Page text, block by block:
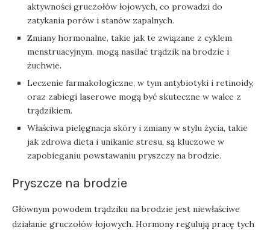
aktywności gruczołów łojowych, co prowadzi do
zatykania porów i stanów zapalnych.
Zmiany hormonalne, takie jak te związane z cyklem
menstruacyjnym, mogą nasilać trądzik na brodzie i
żuchwie.
Leczenie farmakologiczne, w tym antybiotyki i retinoidy,
oraz zabiegi laserowe mogą być skuteczne w walce z
trądzikiem.
Właściwa pielęgnacja skóry i zmiany w stylu życia, takie
jak zdrowa dieta i unikanie stresu, są kluczowe w
zapobieganiu powstawaniu pryszczy na brodzie.
Pryszcze na brodzie
Głównym powodem trądziku na brodzie jest niewłaściwe
działanie gruczołów łojowych. Hormony regulują pracę tych